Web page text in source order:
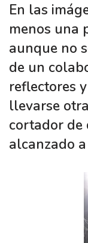
En las
menos una
aunque no
de un
reflectores
llevarse
cortador de
alcanzado